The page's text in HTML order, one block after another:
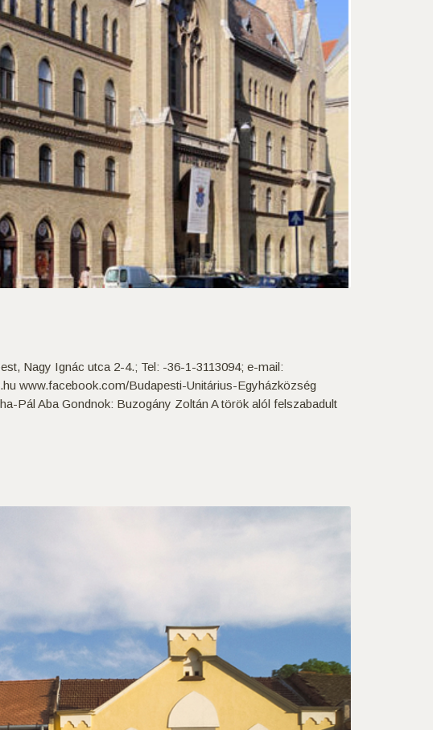
Nagy Ignác utca 2-4.; Tel: -36-1-3113094; e-mail:
www.facebook.com/Budapesti-Unitárius-Egyházközség
Gondnok: Buzogány Zoltán A török alól felszabadult